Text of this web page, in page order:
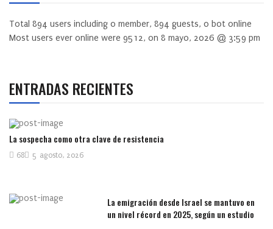
Total 894 users including 0 member, 894 guests, 0 bot online
Most users ever online were 9512, on 8 mayo, 2026 @ 3:59 pm
ENTRADAS RECIENTES
La sospecha como otra clave de resistencia
5 agosto, 2026
68
La emigración desde Israel se mantuvo en
un nivel récord en 2025, según un estudio